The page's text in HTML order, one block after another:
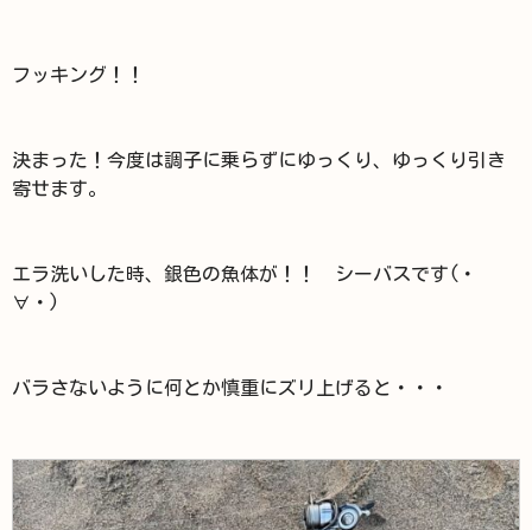
フッキング！！
決まった！今度は調子に乗らずにゆっくり、ゆっくり引き
寄せます。
エラ洗いした時、銀色の魚体が！！ シーバスです(・
∀・)
バラさないように何とか慎重にズリ上げると・・・